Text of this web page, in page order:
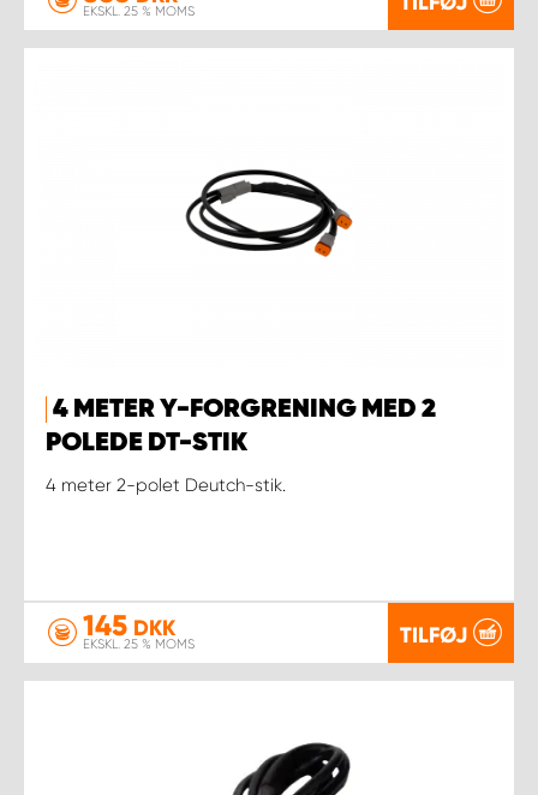
EKSKL. 25 % MOMS
4 METER Y-FORGRENING MED 2
POLEDE DT-STIK
4 meter 2-polet Deutch-stik.
145 DKK
EKSKL. 25 % MOMS TILFØJ